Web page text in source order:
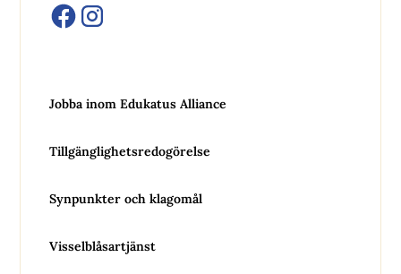
Jobba inom Edukatus Alliance
Tillgänglighetsredogörelse
Synpunkter och klagomål
Visselblåsartjänst